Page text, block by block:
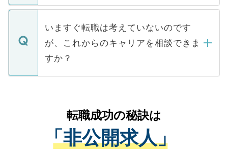
関を公にしてしまうと、応募が殺到する場
に、医療機関が求める条件に合った人材の
みを人材紹介会社に依頼するケースが増え
ています。
定を承諾する必要はありません。内定先へ
の辞退の連絡はキャリアパートナーが行い
個人情報が漏えいすることはありませんの
で、ご安心ください。当サイトからの登録
などで収集したご登録者様の個人情報は、
ご本人のキャリアアップおよび転職活動の
支援を目的に使用いたします。お預かりし
ているすべての個人データはご本人の許可
は、個人情報の取り扱いについての厳密な
管理基準を満たした事業者のみに付与され
る、プライバシーマークを取得済みです。
いますぐ転職は考えていないのです
が、これからのキャリアを相談できま
すか？
かがいして、現在の医療機関の状況や紹介
経験をまじえながら、適切なアドバイスを
させていただきます。すぐにご転職をされ
ない方には、長期的なサポートが可能です
転職成功の秘訣は
「非公開求人」